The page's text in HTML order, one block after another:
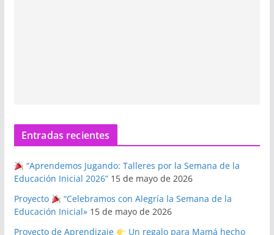
Entradas recientes
“Aprendemos Jugando: Talleres por la Semana de la
Educación Inicial 2026” 15 de mayo de 2026
Proyecto
“Celebramos con Alegría la Semana de la
Educación Inicial» 15 de mayo de 2026
Proyecto de Aprendizaje
Un regalo para Mamá hecho